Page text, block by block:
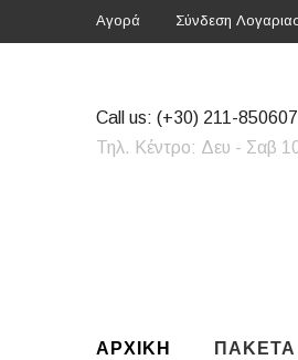
Αγορά Σύνδεση
Call us: (+30) 211-
Τηλ. Κέντρο: Δευ - Σαβ
ΑΡΧΙΚΗ ΠΑΚΈΤΑ